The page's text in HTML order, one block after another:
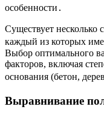
особенности․
Существует несколько
каждый из которых
Выбор оптимального
факторов, включая
основания (бетон,
Выравнивание